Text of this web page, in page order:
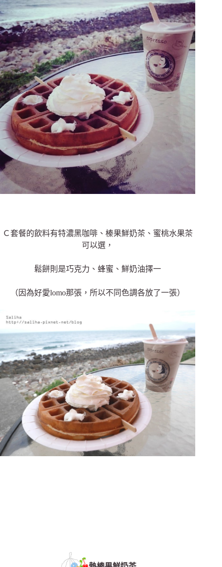
Ｃ套餐的飲料有特濃黑咖啡、榛果鮮奶茶、蜜桃水果茶
可以選，
鬆餅則是巧克力、蜂蜜、鮮奶油擇一
（因為好愛lomo那張，所以不同色調各放了一張）